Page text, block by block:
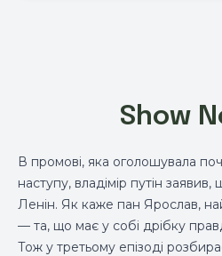
Show
В промові, яка оголошувала
наступу, владімір путін
Ленін. Як каже пан Ярослав,
— та, що має у собі дрібку
Тож у третьому епізоді